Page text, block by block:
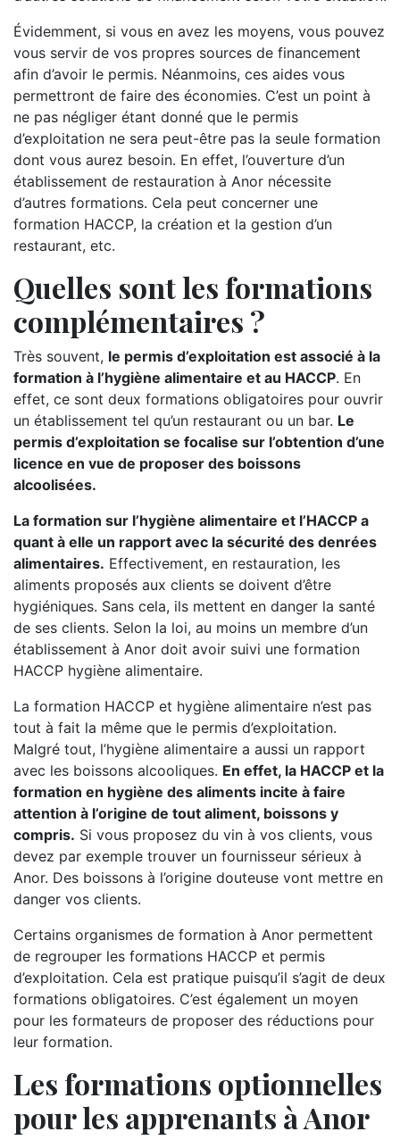
Évidemment, si vous en avez les moyens, vous pouvez
vous servir de vos propres sources de financement
afin d’avoir le permis. Néanmoins, ces aides vous
permettront de faire des économies. C’est un point à
ne pas négliger étant donné que le permis
d’exploitation ne sera peut-être pas la seule formation
dont vous aurez besoin. En effet, l’ouverture d’un
établissement de restauration à Anor nécessite
d’autres formations. Cela peut concerner une
formation HACCP, la création et la gestion d’un
restaurant, etc.
Quelles sont les formations
complémentaires ?
Très souvent, le permis d’exploitation est associé à la
formation à l’hygiène alimentaire et au HACCP. En
effet, ce sont deux formations obligatoires pour ouvrir
un établissement tel qu’un restaurant ou un bar. Le
permis d’exploitation se focalise sur l’obtention d’une
licence en vue de proposer des boissons
alcoolisées.
La formation sur l’hygiène alimentaire et l’HACCP a
quant à elle un rapport avec la sécurité des denrées
alimentaires. Effectivement, en restauration, les
aliments proposés aux clients se doivent d’être
hygiéniques. Sans cela, ils mettent en danger la santé
de ses clients. Selon la loi, au moins un membre d’un
établissement à Anor doit avoir suivi une formation
HACCP hygiène alimentaire.
La formation HACCP et hygiène alimentaire n’est pas
tout à fait la même que le permis d’exploitation.
Malgré tout, l’hygiène alimentaire a aussi un rapport
avec les boissons alcooliques. En effet, la HACCP et la
formation en hygiène des aliments incite à faire
attention à l’origine de tout aliment, boissons y
compris. Si vous proposez du vin à vos clients, vous
devez par exemple trouver un fournisseur sérieux à
Anor. Des boissons à l’origine douteuse vont mettre en
danger vos clients.
Certains organismes de formation à Anor permettent
de regrouper les formations HACCP et permis
d’exploitation. Cela est pratique puisqu’il s’agit de deux
formations obligatoires. C’est également un moyen
pour les formateurs de proposer des réductions pour
leur formation.
Les formations optionnelles
pour les apprenants à Anor